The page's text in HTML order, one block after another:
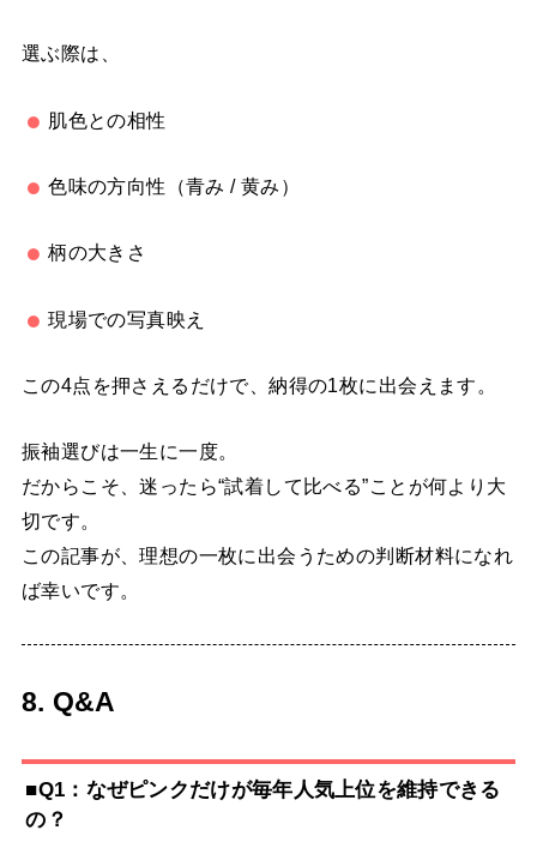
選ぶ際は、
肌色との相性
色味の方向性（青み / 黄み）
柄の大きさ
現場での写真映え
この4点を押さえるだけで、納得の1枚に出会えます。
振袖選びは一生に一度。
だからこそ、迷ったら“試着して比べる”ことが何より大
切です。
この記事が、理想の一枚に出会うための判断材料になれ
ば幸いです。
8. Q&A
■Q1：なぜピンクだけが毎年人気上位を維持できる
の？